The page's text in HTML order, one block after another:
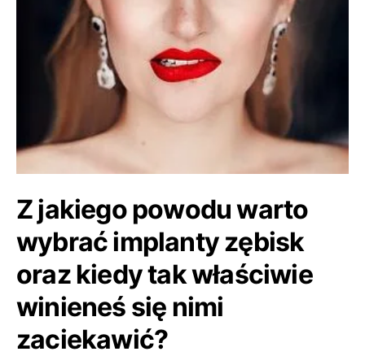
Z jakiego powodu warto
wybrać implanty zębisk
oraz kiedy tak właściwie
winieneś się nimi
zaciekawić?